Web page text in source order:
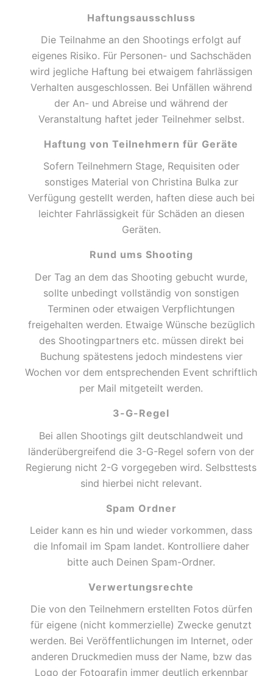
Haftungsausschluss
Die Teilnahme an den Shootings erfolgt auf
eigenes Risiko. Für Personen- und Sachschäden
wird jegliche Haftung bei etwaigem fahrlässigen
Verhalten ausgeschlossen. Bei Unfällen während
der An- und Abreise und während der
Veranstaltung haftet jeder Teilnehmer selbst.
Haftung von Teilnehmern für Geräte
Sofern Teilnehmern Stage, Requisiten oder
sonstiges Material von Christina Bulka zur
Verfügung gestellt werden, haften diese auch bei
leichter Fahrlässigkeit für Schäden an diesen
Geräten.
Rund ums Shooting
Der Tag an dem das Shooting gebucht wurde,
sollte unbedingt vollständig von sonstigen
Terminen oder etwaigen Verpflichtungen
freigehalten werden. Etwaige Wünsche bezüglich
des Shootingpartners etc. müssen direkt bei
Buchung spätestens jedoch mindestens vier
Wochen vor dem entsprechenden Event schriftlich
per Mail mitgeteilt werden.
3-G-Regel
Bei allen Shootings gilt deutschlandweit und
länderübergreifend die 3-G-Regel sofern von der
Regierung nicht 2-G vorgegeben wird. Selbsttests
sind hierbei nicht relevant.
Spam Ordner
Leider kann es hin und wieder vorkommen, dass
die Infomail im Spam landet. Kontrolliere daher
bitte auch Deinen Spam-Ordner.
Verwertungsrechte
Die von den Teilnehmern erstellten Fotos dürfen
für eigene (nicht kommerzielle) Zwecke genutzt
werden. Bei Veröffentlichungen im Internet, oder
anderen Druckmedien muss der Name, bzw das
Logo der Fotografin immer deutlich erkennbar